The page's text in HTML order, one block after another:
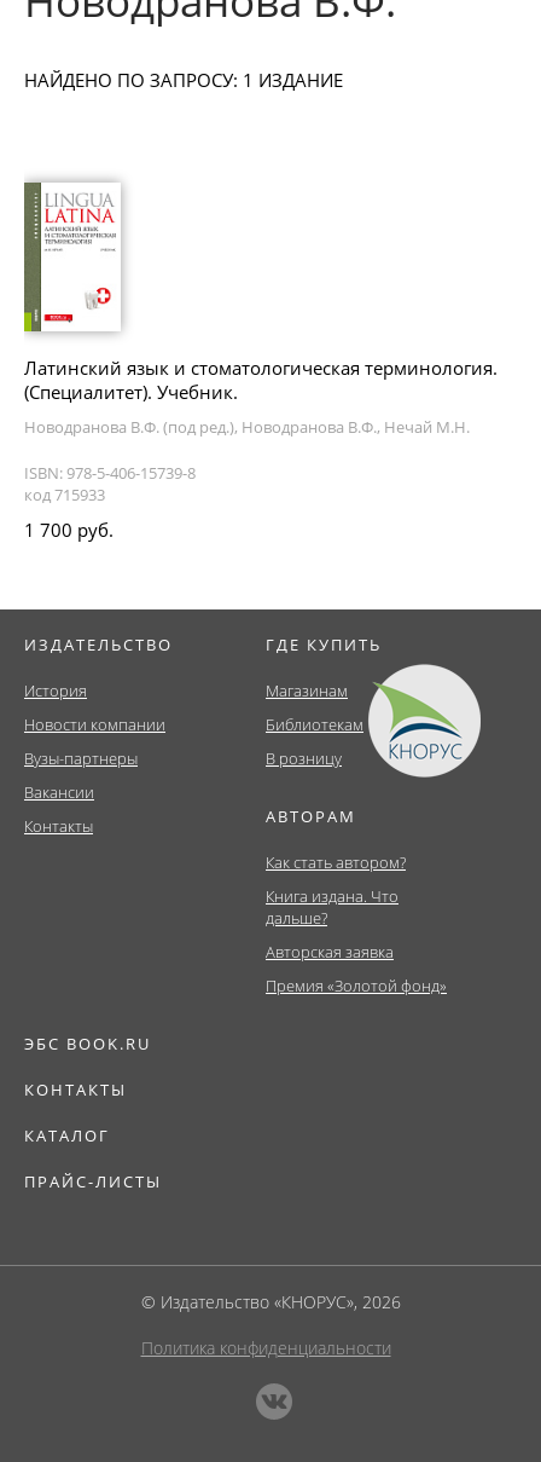
НАЙДЕНО ПО ЗАПРОСУ: 1 ИЗДАНИЕ
Латинский язык и стоматологическая терминология.
(Специалитет). Учебник.
Новодранова В.Ф. (под ред.), Новодранова В.Ф., Нечай М.Н.
ISBN: 978-5-406-15739-8
код 715933
1 700 руб.
ИЗДАТЕЛЬСТВО
История
Новости компании
Вузы-партнеры
Вакансии
Контакты
ГДЕ КУПИТЬ
Магазинам
Библиотекам
В розницу
АВТОРАМ
Как стать автором?
Книга издана. Что
дальше?
Авторская заявка
Премия «Золотой фонд»
ЭБС BOOK.RU
КОНТАКТЫ
КАТАЛОГ
ПРАЙС-ЛИСТЫ
© Издательство «КНОРУС», 2026
Политика конфиденциальности